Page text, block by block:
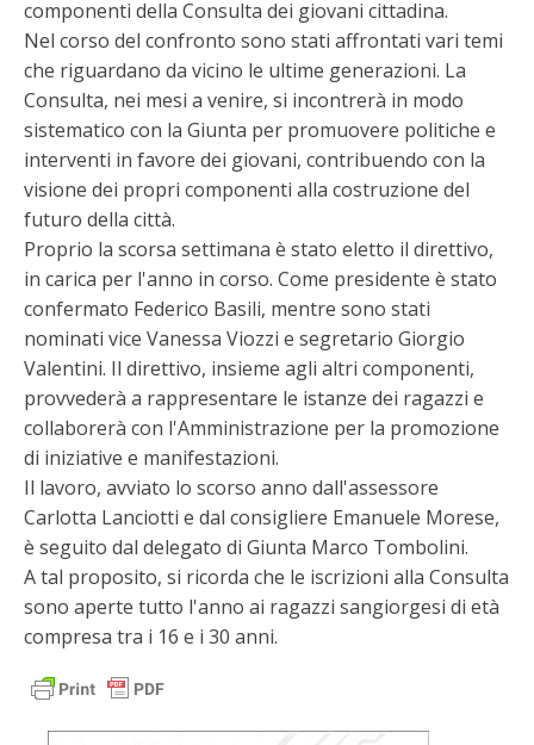
componenti della Consulta dei giovani cittadina.
Nel corso del confronto sono stati affrontati vari temi
che riguardano da vicino le ultime generazioni. La
Consulta, nei mesi a venire, si incontrerà in modo
sistematico con la Giunta per promuovere politiche e
interventi in favore dei giovani, contribuendo con la
visione dei propri componenti alla costruzione del
futuro della città.
Proprio la scorsa settimana è stato eletto il direttivo,
in carica per l'anno in corso. Come presidente è stato
confermato Federico Basili, mentre sono stati
nominati vice Vanessa Viozzi e segretario Giorgio
Valentini. Il direttivo, insieme agli altri componenti,
provvederà a rappresentare le istanze dei ragazzi e
collaborerà con l'Amministrazione per la promozione
di iniziative e manifestazioni.
Il lavoro, avviato lo scorso anno dall'assessore
Carlotta Lanciotti e dal consigliere Emanuele Morese,
è seguito dal delegato di Giunta Marco Tombolini.
A tal proposito, si ricorda che le iscrizioni alla Consulta
sono aperte tutto l'anno ai ragazzi sangiorgesi di età
compresa tra i 16 e i 30 anni.